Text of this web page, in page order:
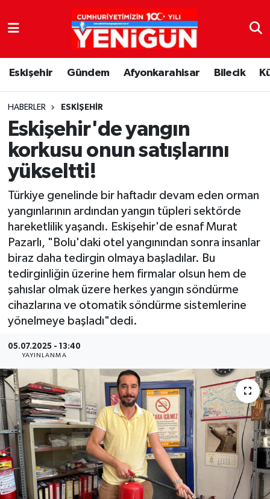
Eskişehir Gündem Afyonkarahisar Bilecik
HABERLER ESKIŞEHIR
Eskişehir'de yangın
korkusu onun satışlarını
yükseltti!
Türkiye genelinde bir haftadır devam eden orman
yangınlarının ardından yangın tüpleri sektörde
hareketlilik yaşandı. Eskişehir'de esnaf Murat
Pazarlı, "Bolu'daki otel yangınından sonra insanlar
biraz daha tedirgin olmaya başladılar. Bu
tedirginliğin üzerine hem firmalar olsun hem de
şahıslar olmak üzere herkes yangın söndürme
cihazlarına ve otomatik söndürme sistemlerine
yönelmeye başladı"dedi.
05.07.2025 - 13:40
YAYINLANMA
Nöbetçi Eczaneler
Hava Durumu
Trafik Durumu
Süper Lig Puan Durumu ve Fikstür
Tüm Manşetler
Son Dakika Haberleri
Haber Arşivi